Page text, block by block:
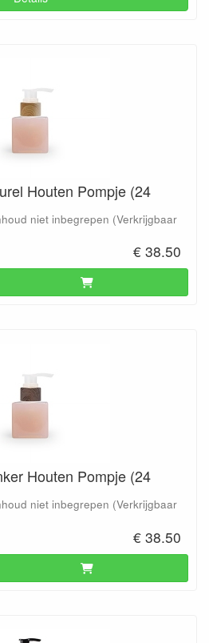
Houten Pompje (24
niet inbegrepen (Verkrijgbaar
€ 38.50
Houten Pompje (24
niet inbegrepen (Verkrijgbaar
€ 38.50